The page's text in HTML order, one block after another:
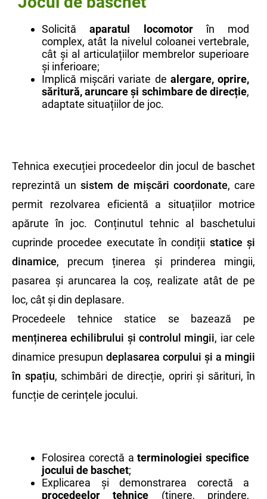
Solicităaparatul locomotorîn mod
complex, atât la nivelul coloanei vertebrale,
cât și al articulațiilor membrelor superioare
și inferioare;
Implică mișcări variate de alergare, oprire,
săritură, aruncare și schimbare de direcție,
adaptate situațiilor de joc.
Tehnica execuției procedeelor din jocul de baschet
reprezintă un sistem de mișcări coordonate, care
permit rezolvarea eficientă a situațiilor motrice
apărute în joc. Conținutul tehnic al baschetului
cuprinde procedee executate în condiții statice și
dinamice, precum ținerea și prinderea mingii,
pasarea și aruncarea la coș, realizate atât de pe
loc, cât și din deplasare.
Procedeele tehnice statice se bazează pe
menținerea echilibrului și controlul mingii, iar cele
dinamice presupun deplasarea corpului și a mingii
în spațiu, schimbări de direcție, opriri și sărituri, în
funcție de cerințele jocului.
Folosirea corectă aterminologiei specifice
jocului de baschet;
Explicarea și demonstrarea corectă a
procedeelor tehnice (ținere, prindere,